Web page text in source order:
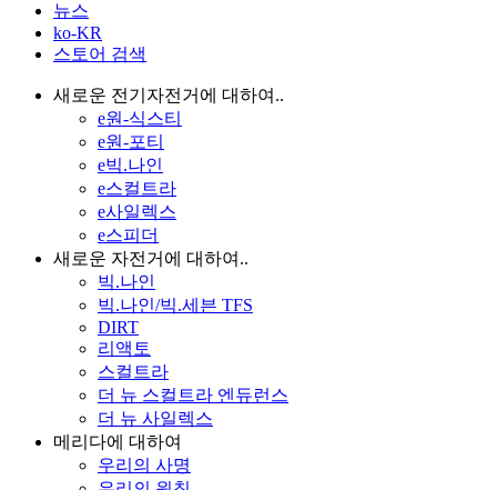
뉴스
ko-KR
스토어 검색
새로운 전기자전거에 대하여..
e원-식스티
e원-포티
e빅.나인
e스컬트라
e사일렉스
e스피더
새로운 자전거에 대하여..
빅.나인
빅.나인/빅.세븐 TFS
DIRT
리액토
스컬트라
더 뉴 스컬트라 엔듀런스
더 뉴 사일렉스
메리다에 대하여
우리의 사명